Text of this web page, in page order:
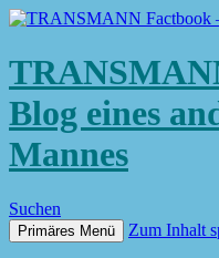
Blog eines
Mannes
Suchen
Primäres Menü Zum Inhalt